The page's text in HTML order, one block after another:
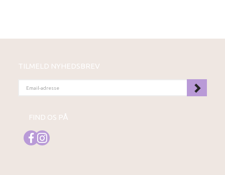
TILMELD NYHEDSBREV
ADRESSE
FIND OS PÅ